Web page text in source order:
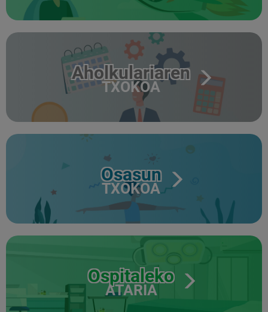
Aholkulariaren
TXOKOA
Osasun
TXOKOA
Ospitaleko
ATARIA